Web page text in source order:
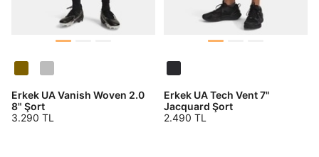
Erkek UA Vanish Woven 2.0
8" Şort
3.290 TL
Erkek UA Tech Vent 7"
Jacquard Şort
2.490 TL